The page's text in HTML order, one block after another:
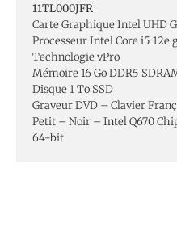
11TL000JFR
Carte Graphique Intel UHD
Processeur Intel Core i5 12e
Technologie vPro
Mémoire 16 Go DDR5
Disque 1 To SSD
Graveur DVD – Clavier
Petit – Noir – Intel Q670
64-bit